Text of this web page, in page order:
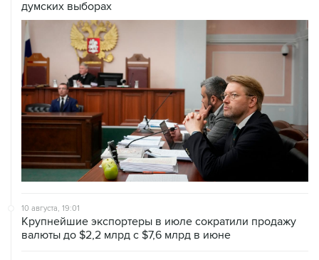
думских выборах
10 августа, 19:01
Крупнейшие экспортеры в июле сократили продажу
валюты до $2,2 млрд с $7,6 млрд в июне